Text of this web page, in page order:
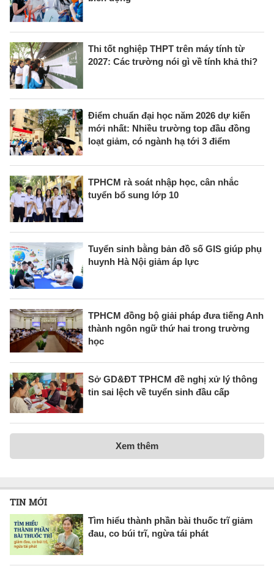
Thi tốt nghiệp THPT trên máy tính từ
2027: Các trường nói gì về tính khả thi?
Điểm chuẩn đại học năm 2026 dự kiến
mới nhất: Nhiều trường top đầu đồng
loạt giảm, có ngành hạ tới 3 điểm
TPHCM rà soát nhập học, cân nhắc
tuyển bổ sung lớp 10
Tuyển sinh bằng bản đồ số GIS giúp phụ
huynh Hà Nội giảm áp lực
TPHCM đồng bộ giải pháp đưa tiếng Anh
thành ngôn ngữ thứ hai trong trường
học
Sở GD&ĐT TPHCM đề nghị xử lý thông
tin sai lệch về tuyển sinh đầu cấp
Xem thêm
TIN MỚI
Tìm hiểu thành phần bài thuốc trĩ giảm
đau, co búi trĩ, ngừa tái phát